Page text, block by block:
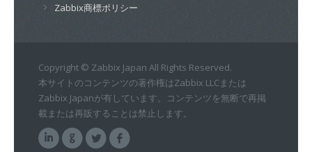
Zabbix商標ポリシー
Copyright © Zabbix Japan All Rights Reserved.
本サイトのコンテンツの著作権はZabbix LLCまたは
Zabbix Japanが有しています。コンテンツを無断で再掲
載または再販することは禁止します。